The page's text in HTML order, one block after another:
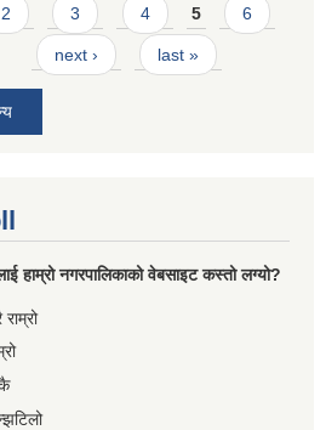
2 3 4 5 6
next › last »
हाम्रो नगरपालिकाको वेबसाइट कस्तो लग्यो?